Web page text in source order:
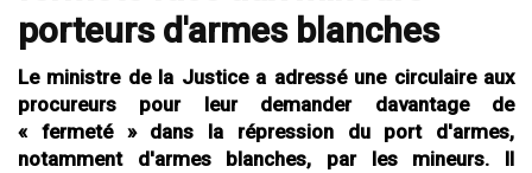
porteurs d'armes blanches
Le ministre de la Justice a adressé une circulaire aux
procureurs pour leur demander davantage de
« fermeté » dans la répression du port d'armes,
notamment d'armes blanches, par les mineurs. Il